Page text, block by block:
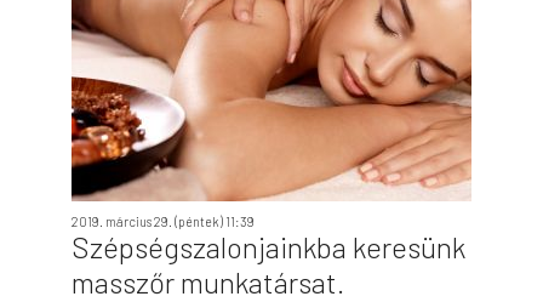
2019. március 29. (péntek) 11:39
Szépségszalonjainkba keresünk
masszőr munkatársat.